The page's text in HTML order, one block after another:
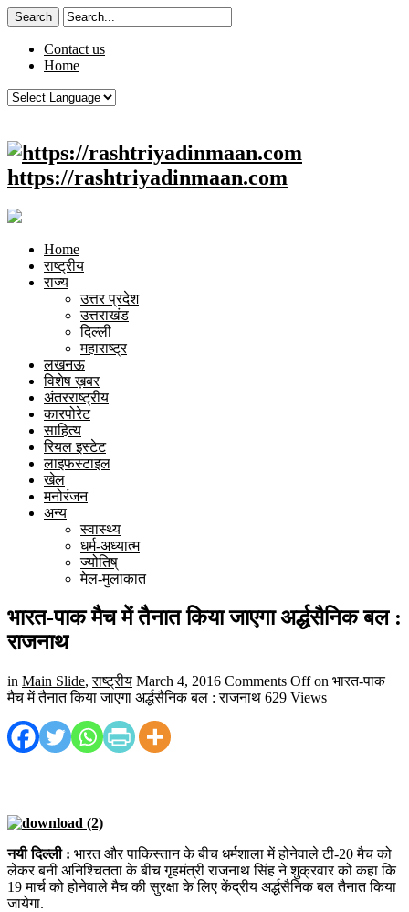
Contact us
Home
https://rashtriyadinmaan.com
Home
राष्ट्रीय
राज्य
उत्तर प्रदेश
उत्तराखंड
दिल्ली
महाराष्ट्र
लखनऊ
विशेष ख़बर
अंतरराष्ट्रीय
कारपोरेट
साहित्य
रियल इस्टेट
लाइफस्टाइल
खेल
मनोरंजन
अन्य
स्वास्थ्य
धर्म-अध्यात्म
ज्योतिष्
मेल-मुलाकात
भारत-पाक मैच में तैनात किया जाएगा अर्द्धसैनिक बल :
राजनाथ
in Main Slide,राष्ट्रीय March 4, 2016 Comments Offon भारत-पाक
मैच में तैनात किया जाएगा अर्द्धसैनिक बल : राजनाथ 629 Views
नयी दिल्ली : भारत और पाकिस्तान के बीच धर्मशाला में होनेवाले टी-20 मैच को
लेकर बनी अनिश्चितता के बीच गृहमंत्री राजनाथ सिंह ने शुक्रवार को कहा कि
19 मार्च को होनेवाले मैच की सुरक्षा के लिए केंद्रीय अर्द्धसैनिक बल तैनात किया
जायेगा.